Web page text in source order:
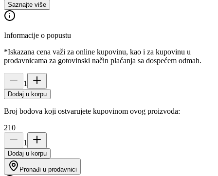
Saznajte više
Informacije o popustu
*Iskazana cena važi za online kupovinu, kao i za kupovinu u
prodavnicama za gotovinski način plaćanja sa dospećem odmah.
1
Dodaj u korpu
Broj bodova koji ostvarujete kupovinom ovog proizvoda:
210
1
Dodaj u korpu
Pronađi u prodavnici